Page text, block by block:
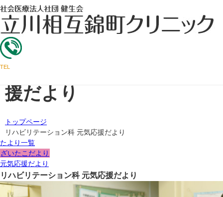
TEL
外来のご案内
ざいたこだより＆元気応
援だより
トップページ
リハビリテーション科 元気応援だより
たより一覧
ざいたこだより
元気応援だより
リハビリテーション科 元気応援だより